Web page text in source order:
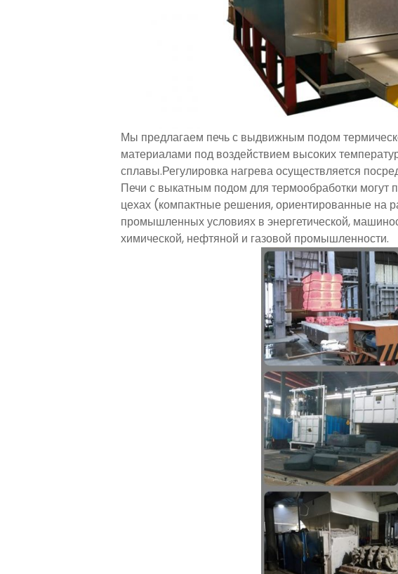
Мы предлагаем печь с выдвижным подом
материалами под воздействием высоких
сплавы.Регулировка нагрева осуществляется
Печи с выкатным подом для термообработки могут
цехах (компактные решения, ориентированные на
промышленных условиях в энергетической,
химической, нефтяной и газовой промышленности.